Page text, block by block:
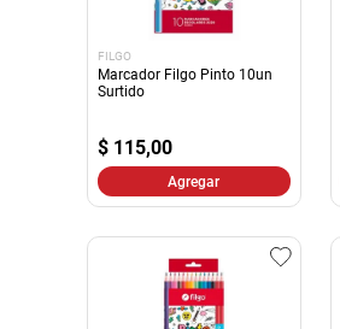
FILGO
Marcador Filgo Pinto 10un
Surtido
$ 115,00
Agregar